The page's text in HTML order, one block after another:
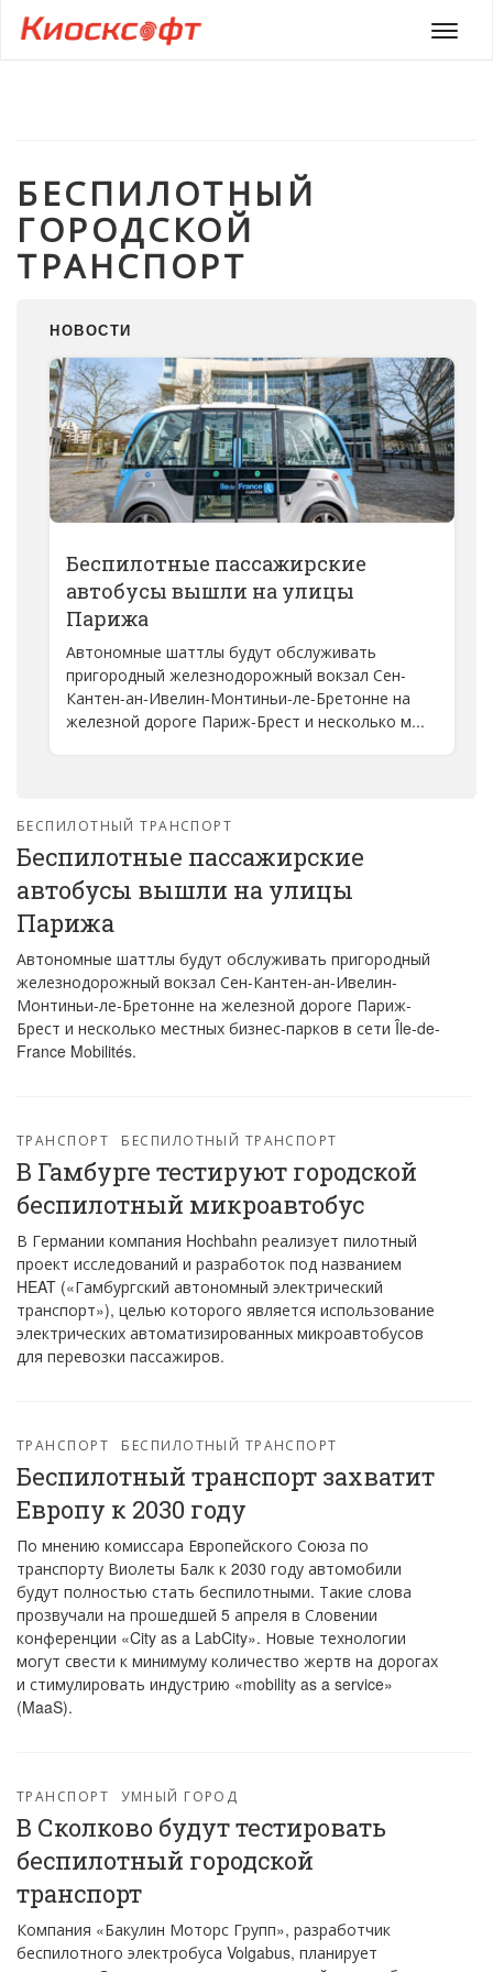
Меню
БЕСПИЛОТНЫЙ
ГОРОДСКОЙ
ТРАНСПОРТ
НОВОСТИ
Беспилотные пассажирские
автобусы вышли на улицы
Парижа
Автономные шаттлы будут обслуживать
пригородный железнодорожный вокзал Сен-
Кантен-ан-Ивелин-Монтиньи-ле-Бретонне на
железной дороге Париж-Брест и несколько м...
БЕСПИЛОТНЫЙ ТРАНСПОРТ
Беспилотные пассажирские
автобусы вышли на улицы
Парижа
Автономные шаттлы будут обслуживать пригородный
железнодорожный вокзал Сен-Кантен-ан-Ивелин-
Монтиньи-ле-Бретонне на железной дороге Париж-
Брест и несколько местных бизнес-парков в сети Île-de-
France Mobilités.
ТРАНСПОРТ БЕСПИЛОТНЫЙ ТРАНСПОРТ
В Гамбурге тестируют городской
беспилотный микроавтобус
В Германии компания Hochbahn реализует пилотный
проект исследований и разработок под названием
HEAT («Гамбургский автономный электрический
транспорт»), целью которого является использование
электрических автоматизированных микроавтобусов
для перевозки пассажиров.
ТРАНСПОРТ БЕСПИЛОТНЫЙ ТРАНСПОРТ
Беспилотный транспорт захватит
Европу к 2030 году
По мнению комиссара Европейского Союза по
транспорту Виолеты Балк к 2030 году автомобили
будут полностью стать беспилотными. Такие слова
прозвучали на прошедшей 5 апреля в Словении
конференции «City as a LabCity». Новые технологии
могут свести к минимуму количество жертв на дорогах
и стимулировать индустрию «mobility as a service»
(MaaS).
ТРАНСПОРТ УМНЫЙ ГОРОД
В Сколково будут тестировать
беспилотный городской
транспорт
Компания «Бакулин Моторс Групп», разработчик
беспилотного электробуса Volgabus, планирует